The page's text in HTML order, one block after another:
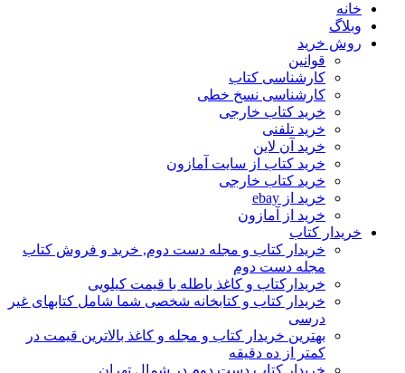
خانه
وبلاگ
روش خرید
قوانین
کارشناسی کتاب
کارشناسی نسخ خطی
خرید کتاب خارجی
خرید تلفنی
خرید آن لاین
خرید کتاب از سایت آمازون
خرید کتاب خارجی
خرید از ebay
خرید از آمازون
خریدار کتاب
خریدار کتاب و مجله دست دوم, خرید و فروش کتاب
مجله دست دوم
خریدارکتاب و کاغذ باطله با قیمت کیلویی
خریدار کتاب و کتابخانه شخصی شما شامل کتابهای غیر
درسی
بهترین خریدار کتاب و مجله و کاغذ بالاترین قیمت در
کمتر از ده دقیقه